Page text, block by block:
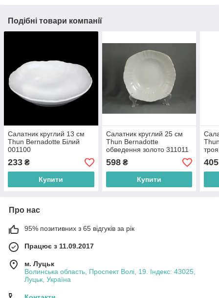
Подібні товари компанії
Салатник круглий 13 см
Thun Bernadotte Білий
001100
233 ₴
Купити
Салатник круглий 25 см
Thun Bernadotte
обведення золото 311011
598₴
Купити
405
Про нас
95% позитивних з 65 відгуків за рік
Працює з 11.09.2017
м. Луцьк
Волинська область, Проспект Волі, 19. Індекс: 43025,
Луцьк, Україна